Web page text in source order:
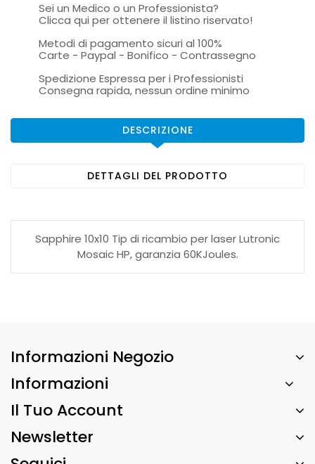
Sei un Medico o un Professionista?
Clicca qui per ottenere il listino riservato!
Metodi di pagamento sicuri al 100%
Carte - Paypal - Bonifico - Contrassegno
Spedizione Espressa per i Professionisti
Consegna rapida, nessun ordine minimo
DESCRIZIONE
DETTAGLI DEL PRODOTTO
Sapphire 10x10 Tip di ricambio per laser Lutronic
Mosaic HP, garanzia 60KJoules.
Informazioni Negozio
Informazioni
Il Tuo Account
Newsletter